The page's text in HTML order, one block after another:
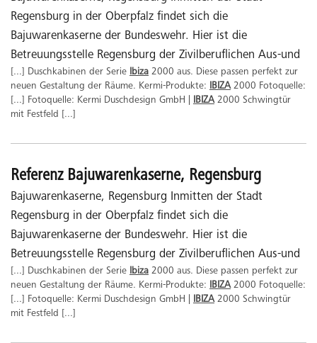
Regensburg in der Oberpfalz findet sich die
Bajuwarenkaserne der Bundeswehr. Hier ist die
Betreuungsstelle Regensburg der Zivilberuflichen Aus-und
[...] Duschkabinen der Serie Ibiza 2000 aus. Diese passen perfekt zur
neuen Gestaltung der Räume. Kermi-Produkte: IBIZA2000 Fotoquelle:
[...] Fotoquelle: Kermi Duschdesign GmbH | IBIZA2000 Schwingtür
mit Festfeld [...]
Referenz Bajuwarenkaserne, Regensburg
Bajuwarenkaserne, Regensburg Inmitten der Stadt
Regensburg in der Oberpfalz findet sich die
Bajuwarenkaserne der Bundeswehr. Hier ist die
Betreuungsstelle Regensburg der Zivilberuflichen Aus-und
[...] Duschkabinen der Serie Ibiza 2000 aus. Diese passen perfekt zur
neuen Gestaltung der Räume. Kermi-Produkte: IBIZA2000 Fotoquelle:
[...] Fotoquelle: Kermi Duschdesign GmbH | IBIZA2000 Schwingtür
mit Festfeld [...]